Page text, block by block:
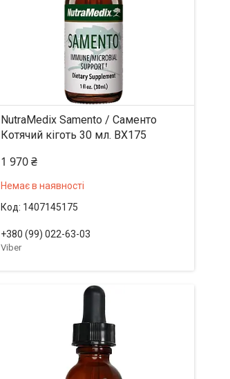
NutraMedix Samento / Саменто
Котячий кіготь 30 мл. BX175
1 970 ₴
Немає в наявності
1407145175
+380 (99) 022-63-03
Viber